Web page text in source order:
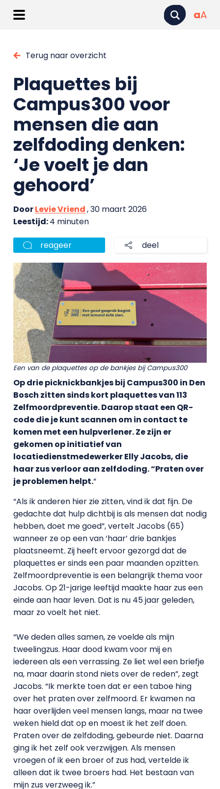
aA
Terug naar overzicht
Plaquettes bij
Campus300 voor
mensen die aan
zelfdoding denken:
‘Je voelt je dan
gehoord’
DoorLevie Vriend, 30 maart 2026
Leestijd:4 minuten
reageer deel
Een van de plaquettes op de bankjes bij Campus300
Op drie picknickbankjes bij Campus300 in Den
Bosch zitten sinds kort plaquettes van 113
Zelfmoordpreventie. Daarop staat een QR-
code die je kunt scannen om in contact te
komen met een hulpverlener. Ze zijn er
gekomen op initiatief van
locatiedienstmedewerker Elly Jacobs, die
haar zus verloor aan zelfdoding. “Praten over
je problemen helpt.“
“Als ik anderen hier zie zitten, vind ik dat fijn. De
gedachte dat hulp dichtbij is als mensen dat nodig
hebben, doet me goed”, vertelt Jacobs (65)
wanneer ze op een van ‘haar’ drie bankjes
plaatsneemt. Zij heeft ervoor gezorgd dat de
plaquettes er sinds een paar maanden opzitten.
Zelfmoordpreventie is een belangrijk thema voor
Jacobs. Op 21-jarige leeftijd maakte haar zus een
einde aan haar leven. Dat is nu 45 jaar geleden,
maar zo voelt het niet.
“We deden alles samen, ze voelde als mijn
tweelingzus. Haar dood kwam voor mij en
iedereen als een verrassing. Ze liet wel een briefje
na, maar daarin stond niets over de reden”, zegt
Jacobs. “Ik merkte toen dat er een taboe hing
over het praten over zelfmoord. Er kwamen na
haar overlijden veel mensen langs, maar na twee
weken hield dat op en moest ik het zelf doen.
Praten over de zelfdoding, gebeurde niet. Daarna
ging ik het zelf ook verzwijgen. Als mensen
vroegen of ik een broer of zus had, vertelde ik
alleen dat ik twee broers had. Het bestaan van
mijn zus verzweeg ik.”